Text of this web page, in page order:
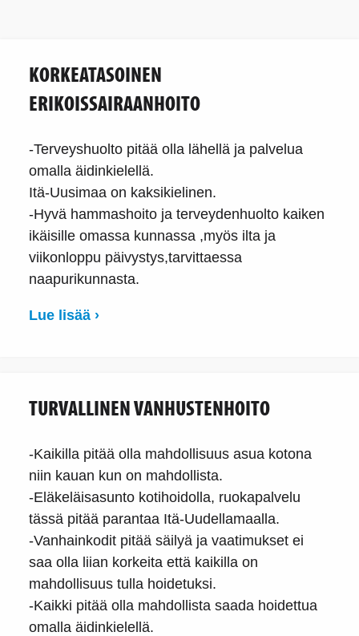
KORKEATASOINEN
ERIKOISSAIRAANHOITO
-Terveyshuolto pitää olla lähellä ja palvelua
omalla äidinkielellä.
Itä-Uusimaa on kaksikielinen.
-Hyvä hammashoito ja terveydenhuolto kaiken
ikäisille omassa kunnassa ,myös ilta ja
viikonloppu päivystys,tarvittaessa
naapurikunnasta.
Lue lisää ›
TURVALLINEN VANHUSTENHOITO
-Kaikilla pitää olla mahdollisuus asua kotona
niin kauan kun on mahdollista.
-Eläkeläisasunto kotihoidolla, ruokapalvelu
tässä pitää parantaa Itä-Uudellamaalla.
-Vanhainkodit pitää säilyä ja vaatimukset ei
saa olla liian korkeita että kaikilla on
mahdollisuus tulla hoidetuksi.
-Kaikki pitää olla mahdollista saada hoidettua
omalla äidinkielellä.